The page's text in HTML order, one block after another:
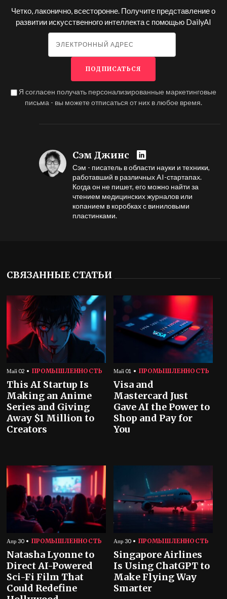
Четко, лаконично, всесторонне. Получите представление о
развитии искусственного интеллекта с помощью DailyAI
Я согласен получать персонализированные маркетинговые
письма - вы можете отписаться от них в любое время.
Сэм Джинс
Сэм - писатель в области науки и техники,
работавший в различных AI-стартапах.
Когда он не пишет, его можно найти за
чтением медицинских журналов или
копанием в коробках с виниловыми
пластинками.
СВЯЗАННЫЕ СТАТЬИ
Май 02 ПРОМЫШЛЕННОСТЬ
This AI Startup Is
Making an Anime
Series and Giving
Away $1 Million to
Creators
Май 01 ПРОМЫШЛЕННОСТЬ
Visa and
Mastercard Just
Gave AI the Power to
Shop and Pay for
You
Апр 30 ПРОМЫШЛЕННОСТЬ
Natasha Lyonne to
Direct AI-Powered
Sci-Fi Film That
Could Redefine
Апр 30 ПРОМЫШЛЕННОСТЬ
Singapore Airlines
Is Using ChatGPT to
Make Flying Way
Smarter